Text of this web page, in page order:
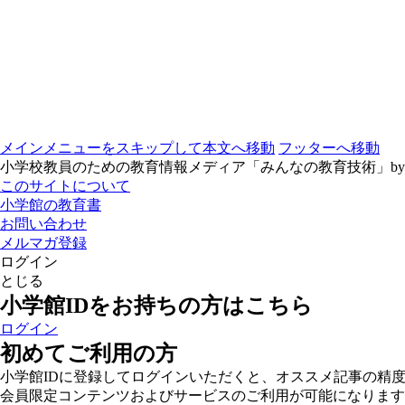
メインメニューをスキップして本文へ移動 フッターへ移動
小学校教員のための教育情報メディア「みんなの教育技術」
このサイトについて
小学館の教育書
お問い合わせ
メルマガ登録
ログイン
とじる
小学館IDをお持ちの方はこちら
ログイン
初めてご利用の方
小学館IDに登録してログインいただくと、オススメ記事の精
会員限定コンテンツおよびサービスのご利用が可能になりま